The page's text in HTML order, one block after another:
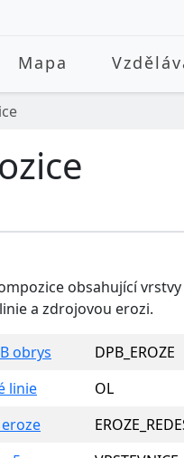
Mapa
obsahující vrstvy
a zdrojovou erozi.
obrys
DPB_EROZE
linie
OL